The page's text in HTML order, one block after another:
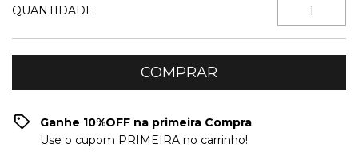
QUANTIDADE
Ganhe 10%OFF na primeira Compra
Use o cupom PRIMEIRA no carrinho!